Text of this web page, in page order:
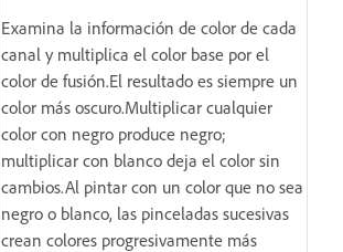
Examina la información de color de cada
canal y multiplica el color base por el
color de fusión.El resultado es siempre un
color más oscuro.Multiplicar cualquier
color con negro produce negro;
multiplicar con blanco deja el color sin
cambios.Al pintar con un color que no sea
negro o blanco, las pinceladas sucesivas
crean colores progresivamente más